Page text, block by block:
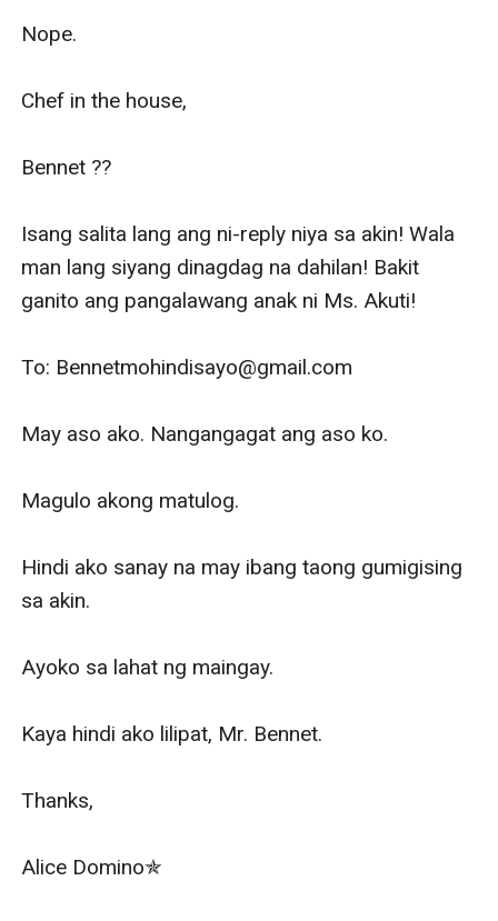
Nope.
Chef in the house,
Bennet ?‍?
Isang salita lang ang ni-reply niya sa akin! Wala
man lang siyang dinagdag na dahilan! Bakit
ganito ang pangalawang anak ni Ms. Akuti!
To: Bennetmohindisayo@gmail.com
May aso ako. Nangangagat ang aso ko.
Magulo akong matulog.
Hindi ako sanay na may ibang taong gumigising
sa akin.
Ayoko sa lahat ng maingay.
Kaya hindi ako lilipat, Mr. Bennet.
Thanks,
Alice Domino✯